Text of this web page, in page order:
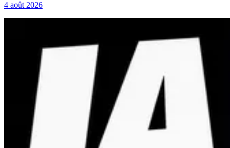
4 août 2026